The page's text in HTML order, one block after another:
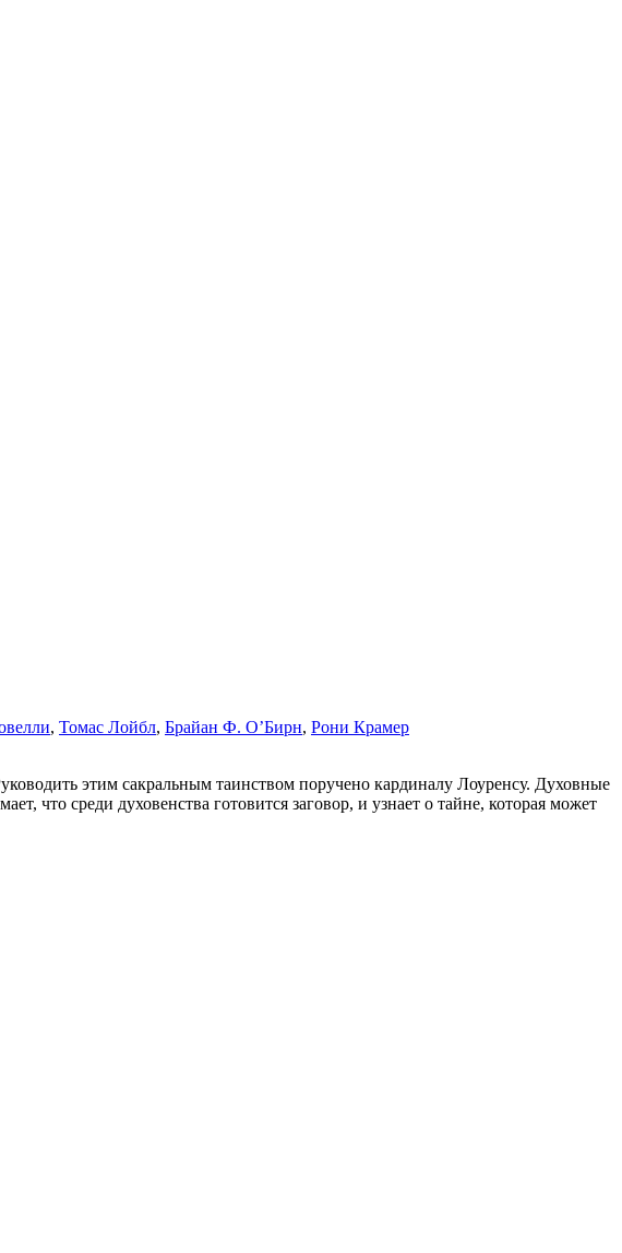
, Томас Лойбл, Брайан Ф. О’Бирн, Рони Крамер
этим сакральным таинством поручено кардиналу Лоуренсу. Духовные
что среди духовенства готовится заговор, и узнает о тайне, которая может